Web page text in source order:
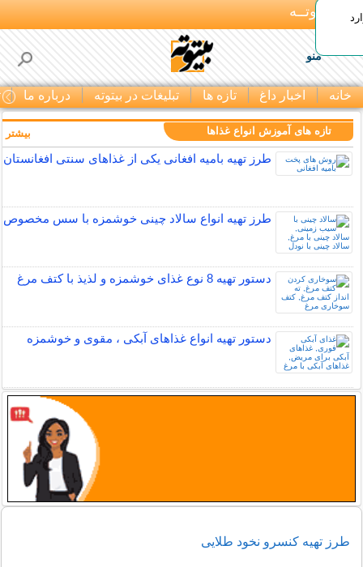
بـیتوتــه
منو
خانه اخبار داغ تازه ها تبلیغات در بیتوته درباره ما
تازه های آموزش انواع غذاها
طرز تهیه بامیه افغانی یکی از غذاهای سنتی افغانستان
طرز تهیه انواع سالاد چینی خوشمزه با سس مخصوص
دستور تهیه 8 نوع غذای خوشمزه و لذیذ با کتف مرغ
دستور تهیه انواع غذاهای آبکی ، مقوی و خوشمزه
بیشتر
طرز تهیه كنسرو نخود طلايی